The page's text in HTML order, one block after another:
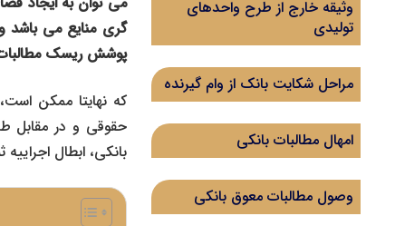
وثیقه خارج از طرح واحدهای
تولیدی
مراحل شکایت بانک از وام گیرنده
امهال مطالبات بانکی
وصول مطالبات معوق بانکی
گری منایع می باشد
پوشش ریسک مطالبات
که نهایتا ممکن
حقوقی و در مقابل
بانکی،ابطال